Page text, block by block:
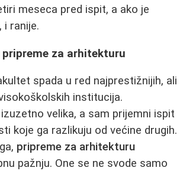
meseca pred ispit, a ako je
i ranije.
za arhitekturu
spada u red najprestižnijih, ali
institucija.
velika, a sam prijemni ispit
koje ga razlikuju od većine drugih.
pripreme za arhitekturu
pažnju. One se ne svode samo